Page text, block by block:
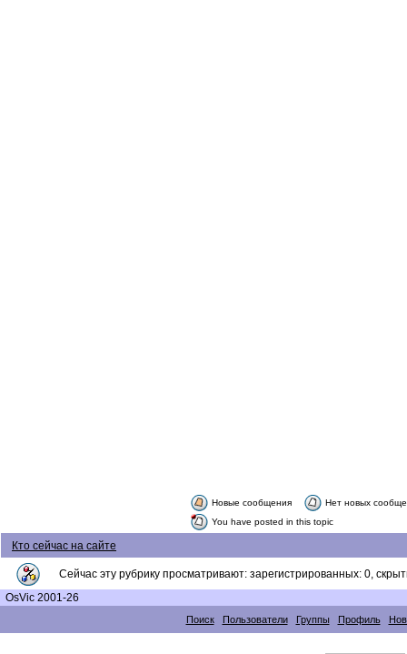
Новые сообщения
Нет новых
You have posted in this topic
Кто сейчас на сайте
Сейчас эту рубрику просматривают: зарегистрированных: 0,
OsVic 2001-26
Поиск Пользователи Группы Профиль